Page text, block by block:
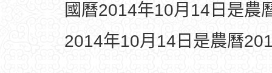
國曆2014年10月14日是農
2014年10月14日是農曆